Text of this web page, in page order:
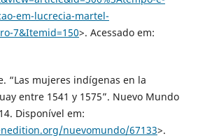
em-lucrecia-martel-
7&Itemid=150>. Acessado em:
“Las mujeres indígenas en la
entre 1541 y 1575”. Nuevo Mundo
Disponível em:
nuevomundo/67133>.